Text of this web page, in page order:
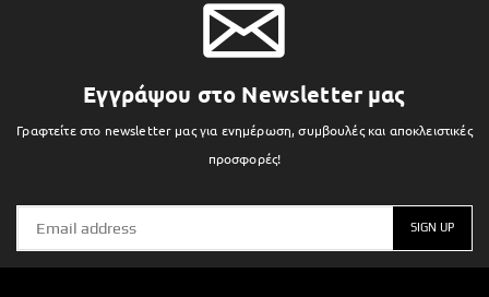
Εγγράψου στο Newsletter μας
Γραφτείτε στο newsletter μας για ενημέρωση, συμβουλές και αποκλειστικές
προσφορές!